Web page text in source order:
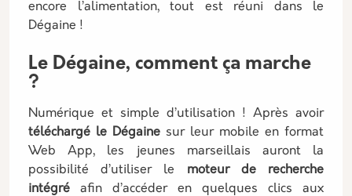
encore l’alimentation, tout est réuni dans le
Dégaine !
Le Dégaine, comment ça marche
?
Numérique et simple d’utilisation ! Après avoir
téléchargé le
Dégaine sur leur mobile en format
Web App, les jeunes marseillais auront la
possibilité d’utiliser le moteur de recherche
intégré afin d’accéder en quelques clics aux